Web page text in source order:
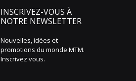
INSCRIVEZ-VOUS À
NOTRE NEWSLETTER
Nouvelles, idées et
promotions du monde MTM.
Inscrivez vous.